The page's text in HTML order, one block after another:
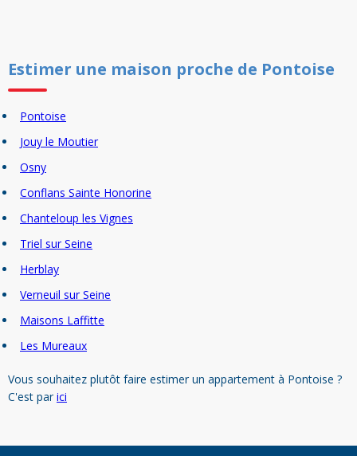
Estimer une maison proche de Pontoise
Pontoise
Jouy le Moutier
Osny
Conflans Sainte Honorine
Chanteloup les Vignes
Triel sur Seine
Herblay
Verneuil sur Seine
Maisons Laffitte
Les Mureaux
Vous souhaitez plutôt faire estimer un appartement à Pontoise ?
C'est parici